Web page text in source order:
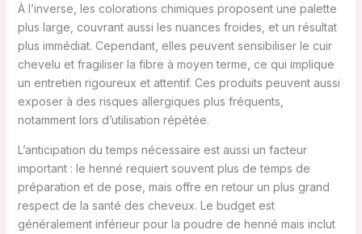
À l’inverse, les colorations chimiques proposent une palette
plus large, couvrant aussi les nuances froides, et un résultat
plus immédiat. Cependant, elles peuvent sensibiliser le cuir
chevelu et fragiliser la fibre à moyen terme, ce qui implique
un entretien rigoureux et attentif. Ces produits peuvent aussi
exposer à des risques allergiques plus fréquents,
notamment lors d’utilisation répétée.
L’anticipation du temps nécessaire est aussi un facteur
important : le henné requiert souvent plus de temps de
préparation et de pose, mais offre en retour un plus grand
respect de la santé des cheveux. Le budget est
généralement inférieur pour la poudre de henné mais inclut